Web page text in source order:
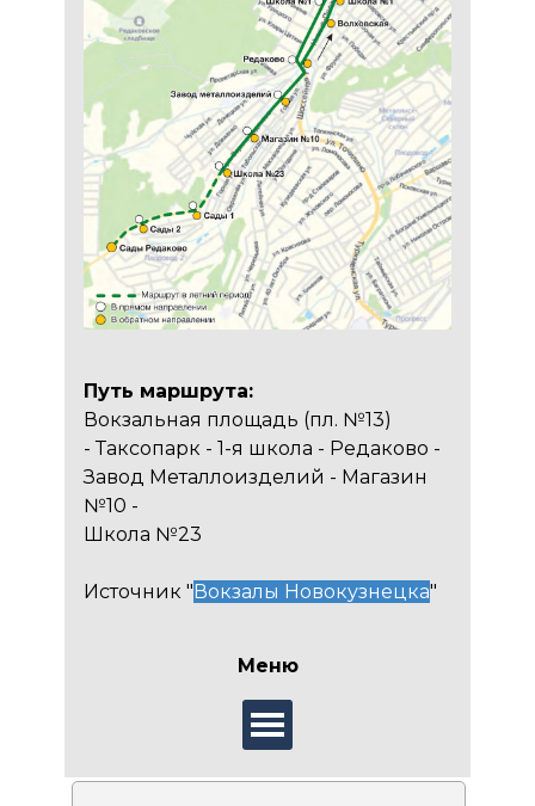
Путь маршрута:
Вокзальная площадь (пл. №13)
- Таксопарк - 1-я школа - Редаково -
Завод Металлоизделий - Магазин
№10 -
Школа №23
Источник "Вокзалы Новокузнецка"
Меню